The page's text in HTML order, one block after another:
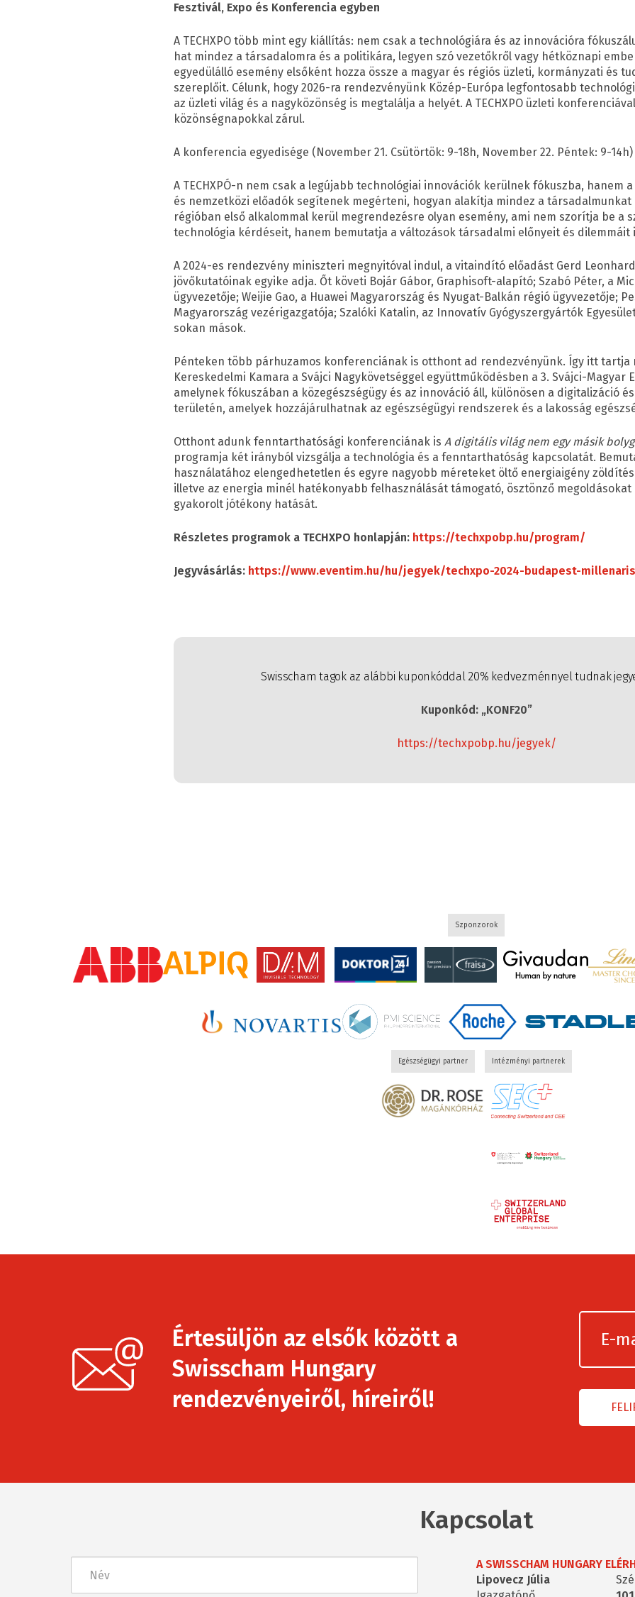
Fesztivál, Expo és Konferencia egyben
A TECHXPO több mint egy kiállítás: nem csak a technológiára és az innovációra
hat mindez a társadalomra és a politikára, legyen szó vezetőkről vagy hétköznapi
egyedülálló esemény elsőként hozza össze a magyar és régiós üzleti, kormányzati és
szereplőit. Célunk, hogy 2026-ra rendezvényünk Közép-Európa legfontosabb
az üzleti világ és a nagyközönség is megtalálja a helyét. A TECHXPO üzleti
közönségnapokkal zárul.
A konferencia egyedisége (November 21. Csütörtök: 9-18h, November 22. Péntek: 9-14h)
A TECHXPÓ-n nem csak a legújabb technológiai innovációk kerülnek fókuszba, hanem
és nemzetközi előadók segítenek megérteni, hogyan alakítja mindez a társadalmunkat
régióban első alkalommal kerül megrendezésre olyan esemény, ami nem szorítja be a
technológia kérdéseit, hanem bemutatja a változások társadalmi előnyeit és dilemmáit
A 2024-es rendezvény miniszteri megnyitóval indul, a vitaindító előadást Gerd
jövőkutatóinak egyike adja. Őt követi Bojár Gábor, Graphisoft-alapító; Szabó Péter, a
ügyvezetője; Weijie Gao, a Huawei Magyarország és Nyugat-Balkán régió ügyvezetője;
Magyarország vezérigazgatója; Szalóki Katalin, az Innovatív Gyógyszergyártók
sokan mások.
Pénteken több párhuzamos konferenciának is otthont ad rendezvényünk. Így itt tartja
Kereskedelmi Kamara a Svájci Nagykövetséggel együttműködésben a 3. Svájci-Magyar
amelynek fókuszában a közegészségügy és az innováció áll, különösen a digitalizáció
területén, amelyek hozzájárulhatnak az egészségügyi rendszerek és a lakosság
Otthont adunk fenntarthatósági konferenciának isA digitális világ nem egy másik
programja két irányból vizsgálja a technológia és a fenntarthatóság kapcsolatát.
használatához elengedhetetlen és egyre nagyobb méreteket öltő energiaigény
illetve az energia minél hatékonyabb felhasználását támogató, ösztönző
gyakorolt jótékony hatását.
Részletes programok a TECHXPO honlapján: https://techxpobp.hu/program/
Jegyvásárlás: https://www.eventim.hu/hu/jegyek/techxpo-2024-budapest-
Swisscham tagok az alábbi kuponkóddal 20% kedvezménnyel tudnak
Kuponkód: „KONF20”
https://techxpobp.hu/jegyek/
Szponzorok
Egészségügyi partner Intézményi partnerek
Értesüljön az elsők között a
Swisscham Hungary
rendezvényeiről, híreiről!
Kapcsolat
A SWISSCHAM HUNGARY
Lipovecz Júlia